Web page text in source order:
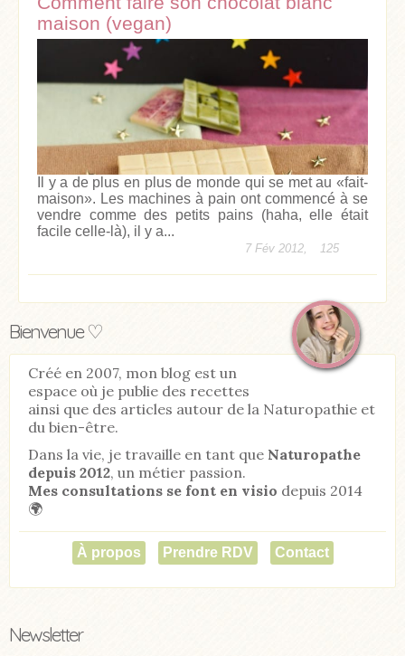
maison (vegan)
Il y a de plus en plus de monde qui se met au «fait-
maison». Les machines à pain ont commencé à se
vendre comme des petits pains (haha, elle était
facile celle-là), il y a...
7 Fév 2012, 125
Bienvenue ♡
Créé en 2007, mon blog est un
espace où je publie des recettes
ainsi que des articles autour de la Naturopathie et
du bien-être.
Dans la vie, je travaille en tant que Naturopathe
depuis 2012, un métier passion.
Mes consultations se font en visio depuis 2014
🌍
À propos Prendre RDV Contact
Newsletter